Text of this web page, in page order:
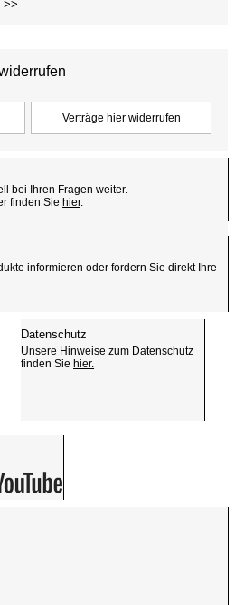
>>
bei Ihren Fragen weiter.
finden Sie hier.
informieren oder fordern Sie direkt Ihre
Datenschutz
Unsere Hinweise zum Datenschutz
finden Sie hier.